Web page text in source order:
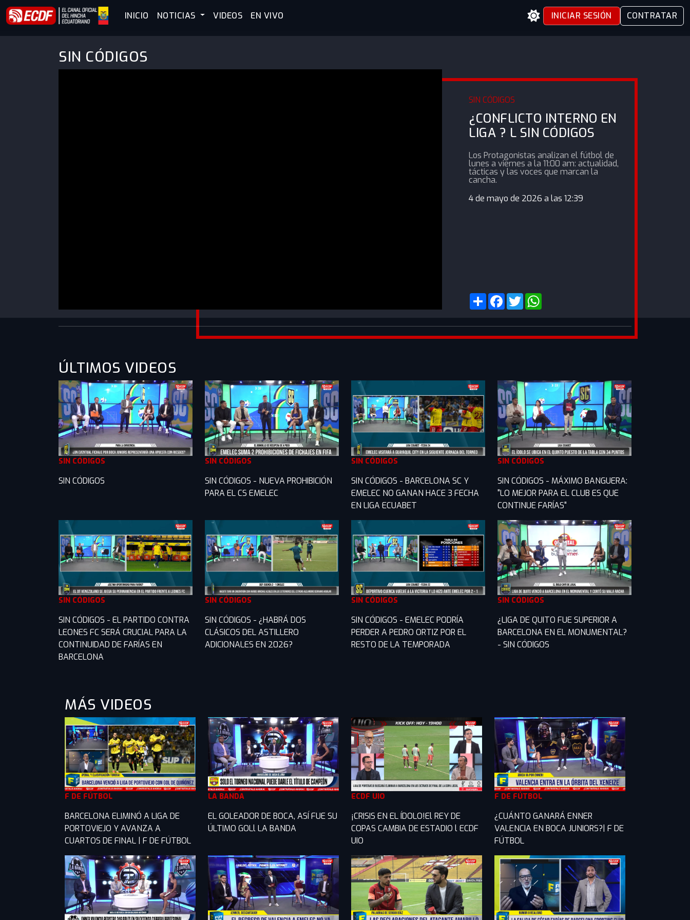
INICIO NOTICIAS VIDEOS EN VIVO INICIAR SESIÓN CONTRATAR
SIN CÓDIGOS
SIN CÓDIGOS
¿CONFLICTO INTERNO EN
LIGA ? L SIN CÓDIGOS
Los Protagonistas analizan el fútbol de
lunes a viernes a la 11:00 am: actualidad,
tácticas y las voces que marcan la
cancha.
4 de mayo de 2026 a las 12:39
ÚLTIMOS VIDEOS
SIN CÓDIGOS
SIN CÓDIGOS
SIN CÓDIGOS
SIN CÓDIGOS - NUEVA PROHIBICIÓN
PARA EL CS EMELEC
SIN CÓDIGOS
SIN CÓDIGOS - BARCELONA SC Y
EMELEC NO GANAN HACE 3 FECHA
EN LIGA ECUABET
SIN CÓDIGOS
SIN CÓDIGOS - MÁXIMO BANGUERA:
"LO MEJOR PARA EL CLUB ES QUE
CONTINUE FARÍAS"
SIN CÓDIGOS
SIN CÓDIGOS - EL PARTIDO CONTRA
LEONES FC SERÁ CRUCIAL PARA LA
CONTINUIDAD DE FARÍAS EN
BARCELONA
SIN CÓDIGOS
SIN CÓDIGOS - ¿HABRÁ DOS
CLÁSICOS DEL ASTILLERO
ADICIONALES EN 2026?
SIN CÓDIGOS
SIN CÓDIGOS - EMELEC PODRÍA
PERDER A PEDRO ORTIZ POR EL
RESTO DE LA TEMPORADA
SIN CÓDIGOS
¿LIGA DE QUITO FUE SUPERIOR A
BARCELONA EN EL MONUMENTAL?
- SIN CÓDIGOS
MÁS VIDEOS
F DE FÚTBOL
BARCELONA ELIMINÓ A LIGA DE
PORTOVIEJO Y AVANZA A
CUARTOS DE FINAL | F DE FÚTBOL
LA BANDA
EL GOLEADOR DE BOCA, ASÍ FUE SU
ÚLTIMO GOLl LA BANDA
ECDF UIO
¡CRISIS EN EL ÍDOLO!El REY DE
COPAS CAMBIA DE ESTADIO l ECDF
UIO
F DE FÚTBOL
¿CUÁNTO GANARÁ ENNER
VALENCIA EN BOCA JUNIORS?| F DE
FÚTBOL